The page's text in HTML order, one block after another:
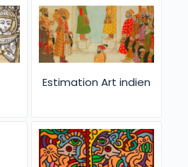
Estimation Art indien